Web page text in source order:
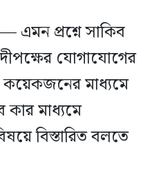
এমন প্রশ্নে সাকিব
যোগাযোগের
কয়েকজনের মাধ্যমে
মাধ্যমে
বিস্তারিত বলতে